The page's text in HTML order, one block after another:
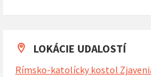
na
dni
LOKÁCIE UDALOSTÍ
Rímsko-katolícky kostol